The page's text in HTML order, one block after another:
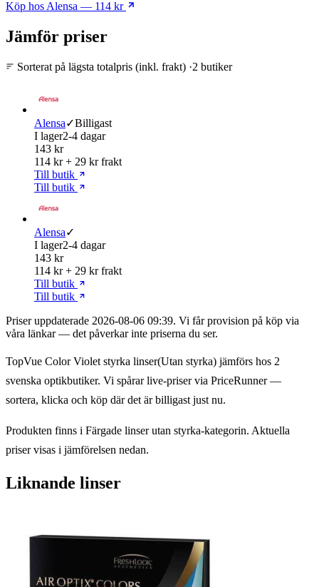
Köp hos Alensa — 114 kr
Jämför priser
Sorterat på lägsta totalpris (inkl. frakt) ·2 butiker
Alensa✓Billigast
I lager2-4 dagar
143 kr
114 kr + 29 kr frakt
Till butik
Till butik
Alensa✓
I lager2-4 dagar
143 kr
114 kr + 29 kr frakt
Till butik
Till butik
Priser uppdaterade 2026-08-06 09:39. Vi får provision på köp via
våra länkar — det påverkar inte priserna du ser.
TopVue Color Violet styrka linser(Utan styrka) jämförs hos 2
svenska optikbutiker. Vi spårar live-priser via PriceRunner —
sortera, klicka och köp där det är billigast just nu.
Produkten finns i Färgade linser utan styrka-kategorin. Aktuella
priser visas i jämförelsen nedan.
Liknande linser